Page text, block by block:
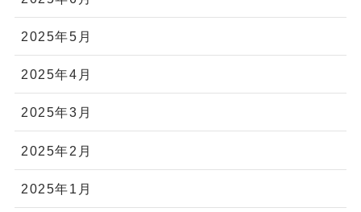
2025年5月
2025年4月
2025年3月
2025年2月
2025年1月